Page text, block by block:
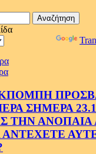
ΣΗΜΕΡΑ
ΤΗΝ ΑΝΟΠΑΙΑ
ΑΝΤΕΧΕΤΕ